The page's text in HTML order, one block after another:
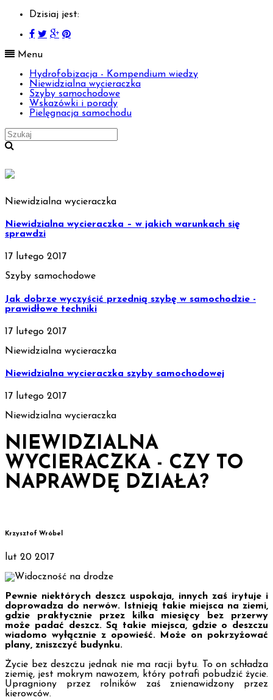
Dzisiaj jest:
Menu
Hydrofobizacja - Kompendium wiedzy
Niewidzialna wycieraczka
Szyby samochodowe
Wskazówki i porady
Pielęgnacja samochodu
Niewidzialna wycieraczka
Niewidzialna wycieraczka – w jakich warunkach się
sprawdzi
17 lutego 2017
Szyby samochodowe
Jak dobrze wyczyścić przednią szybę w samochodzie -
prawidłowe techniki
17 lutego 2017
Niewidzialna wycieraczka
Niewidzialna wycieraczka szyby samochodowej
17 lutego 2017
Niewidzialna wycieraczka
NIEWIDZIALNA
WYCIERACZKA - CZY TO
NAPRAWDĘ DZIAŁA?
Krzysztof Wróbel
lut 20 2017
Pewnie niektórych deszcz uspokaja, innych zaś irytuje i
doprowadza do nerwów. Istnieją takie miejsca na ziemi,
gdzie praktycznie przez kilka miesięcy bez przerwy
może padać deszcz. Są takie miejsca, gdzie o deszczu
wiadomo wyłącznie z opowieść. Może on pokrzyżować
plany, zniszczyć budynku.
Życie bez deszczu jednak nie ma racji bytu. To on schładza
ziemię, jest mokrym nawozem, który potrafi pobudzić życie.
Upragniony przez rolników zaś znienawidzony przez
kierowców.